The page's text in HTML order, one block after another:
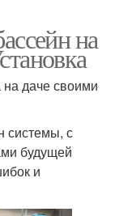
на
даче своими
системы, с
будущей
и